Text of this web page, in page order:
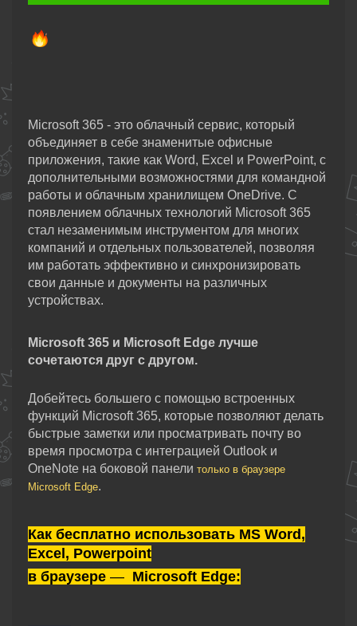
Microsoft 365 - это облачный сервис, который
объединяет в себе знаменитые офисные
приложения, такие как Word, Excel и PowerPoint, с
дополнительными возможностями для командной
работы и облачным хранилищем OneDrive. С
появлением облачных технологий Microsoft 365
стал незаменимым инструментом для многих
компаний и отдельных пользователей, позволяя
им работать эффективно и синхронизировать
свои данные и документы на различных
устройствах.
Microsoft 365 и Microsoft Edge лучше
сочетаются друг с другом.
Добейтесь большего с помощью встроенных
функций Microsoft 365, которые позволяют делать
быстрые заметки или просматривать почту во
время просмотра с интеграцией Outlook и
OneNote на боковой панели только в браузере
Microsoft Edge.
Как бесплатно использовать MS Word,
Excel, Powerpoint
в браузере — Microsoft Edge: